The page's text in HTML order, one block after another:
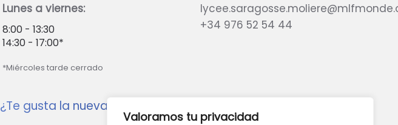
Valoramos tu privacidad
+34 976 52 54 44
Lunes a viernes:
8:00 - 13:30
14:30 - 17:00*
*Miércoles tarde cerrado
¿Te gusta la nueva web?